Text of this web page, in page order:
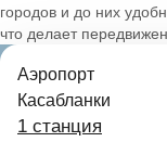
городов и до них
что делает
Аэропорт
Касабланки
1 станция